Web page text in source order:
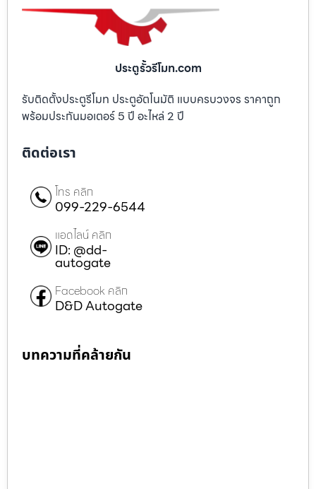
ประตูรั้วรีโมท.com
รับติดตั้งประตูรีโมท ประตูอัตโนมัติ แบบครบวงจร ราคาถูก
พร้อมประกันมอเตอร์ 5 ปี อะไหล่ 2 ปี
ติดต่อเรา
โทร คลิก
099-229-6544
แอดไลน์ คลิก
ID: @dd-
autogate
Facebook คลิก
D&D Autogate
บทความที่คล้ายกัน